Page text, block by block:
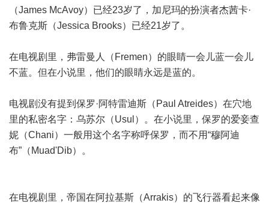
（James McAvoy）已经23岁了，加尼玛的扮演者杰茜卡·
布鲁克斯（Jessica Brooks）已经21岁了。
在电视剧里，弗雷曼人（Fremen）的眼睛一会儿蓝一会儿
不蓝。但在小说里，他们的眼睛永远是蓝的。
电视剧没有提到保罗·阿特雷迪斯（Paul Atreides）在穴地
里的私密名字：乌苏尔（Usul）。在小说里，保罗的爱妾查
妮（Chani）一般用这个名字称呼保罗，而不用“穆阿迪
布”（Muad'Dib）。
在电视剧里，帝国在阿拉基斯（Arrakis）的飞行器看起来像